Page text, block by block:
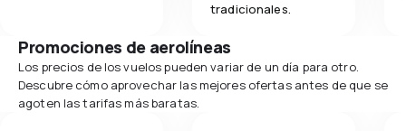
tradicionales.
Promociones de aerolíneas
Los precios de los vuelos pueden variar de un día para otro.
Descubre cómo aprovechar las mejores ofertas antes de que se
agoten las tarifas más baratas.